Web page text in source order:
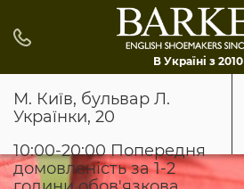
В Україні з 2010
М. Київ, бульвар Л.
Українки, 20
10:00-20:00 Попередня
домовленість за 1-2